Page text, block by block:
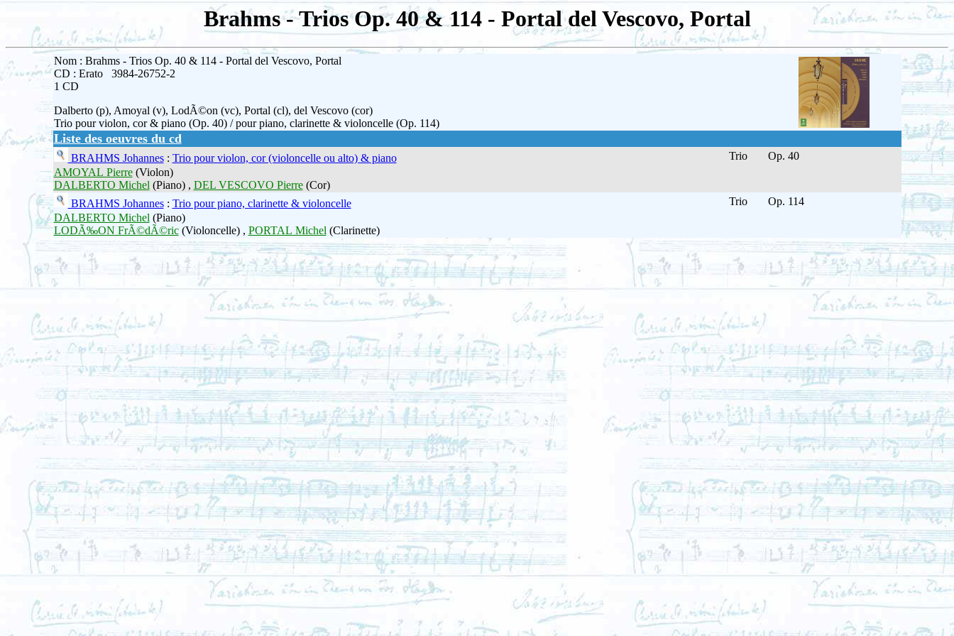
Brahms - Trios Op. 40 & 114 - Portal del Vescovo, Portal
Nom : Brahms - Trios Op. 40 & 114 - Portal del Vescovo, Portal
CD : Erato 3984-26752-2
1 CD
Dalberto (p), Amoyal (v), LodÃ©on (vc), Portal (cl), del Vescovo (cor)
Trio pour violon, cor & piano (Op. 40) / pour piano, clarinette & violoncelle (Op. 114)
Liste des oeuvres du cd
BRAHMS Johannes: Trio pour violon, cor (violoncelle ou alto) & piano Trio
Op. 40
AMOYAL Pierre(Violon)
DALBERTO Michel(Piano) , DEL VESCOVO Pierre(Cor)
BRAHMS Johannes: Trio pour piano, clarinette & violoncelle Trio
Op. 114
DALBERTO Michel(Piano)
LODÃ‰ON FrÃ©dÃ©ric(Violoncelle) , PORTAL Michel(Clarinette)